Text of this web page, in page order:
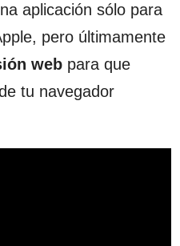
aplicación sólo para
pero últimamente
web para que
tu navegador